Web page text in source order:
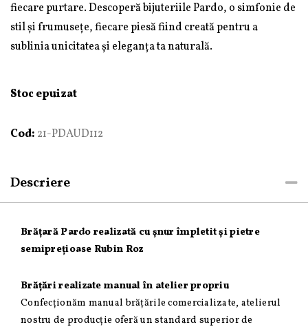
fiecare purtare. Descoperă bijuteriile Pardo, o simfonie de
stil și frumusețe, fiecare piesă fiind creată pentru a
sublinia unicitatea și eleganța ta naturală.
Stoc epuizat
Cod: 21-PDAUD112
Descriere
Brățară Pardo realizată cu șnur împletit și pietre
semiprețioase Rubin Roz
Brățări realizate manual în atelier propriu
Confecționăm manual brățările comercializate, atelierul
nostru de producție oferă un standard superior de